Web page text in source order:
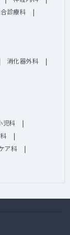
診療科
消化器外科
児科
ア科